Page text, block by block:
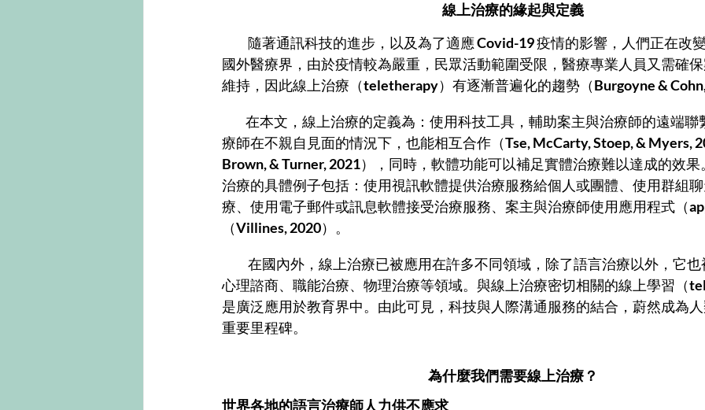
線上治療的緣起與定義
           隨著通訊科技的進步，以及為了適應
Covid-19 疫情的影響，人們正在改
國外醫療界，由於疫情較為嚴重，民眾活動範圍受限，醫療專業人員又需確
維持，因此線上治療（teletherapy）有逐漸普遍化的趨勢（Burgoyne &
療師在不親自見面的情況下，也能相互合作（Tse, McCarty, Stoep, & Myers,
Brown, & Turner, 2021），同時，軟體功能可以補足實體治療難以達成的效果
治療的具體例子包括：使用視訊軟體提供治療服務給個人或團體、使用群組
療、使用電子郵件或訊息軟體接受治療服務、案主與治療師使用應用程式（
（Villines, 2020）。
心理諮商、職能治療、物理治療等領域。與線上治療密切相關的線上學習（
是廣泛應用於教育界中。由此可見，科技與人際溝通服務的結合，蔚然成為
重要里程碑。
為什麼我們需要線上治療？
世界各地的語言治療師人力供不應求